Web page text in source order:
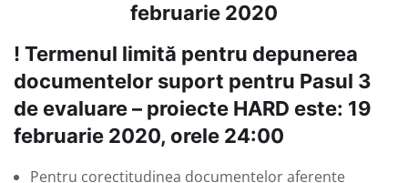
februarie 2020
! Termenul limită pentru depunerea
documentelor suport pentru Pasul 3
de evaluare – proiecte HARD este: 19
februarie 2020, orele 24:00
Pentru corectitudinea documentelor aferente